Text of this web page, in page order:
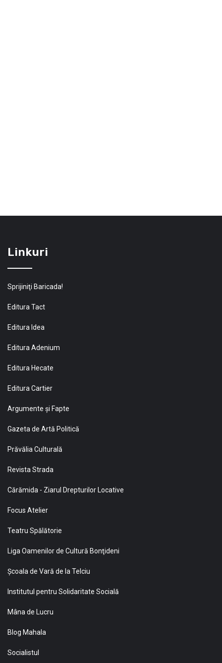
Linkuri
Sprijiniţi Baricada!
Editura Tact
Editura Idea
Editura Adenium
Editura Hecate
Editura Cartier
Argumente și Fapte
Gazeta de Artă Politică
Prăvălia Culturală
Revista Strada
Cărămida - Ziarul Drepturilor Locative
Focus Atelier
Teatru Spălătorie
Liga Oamenilor de Cultură Bonţideni
Şcoala de Vară de la Telciu
Institutul pentru Solidaritate Socială
Mâna de Lucru
Blog Mahala
Socialistul